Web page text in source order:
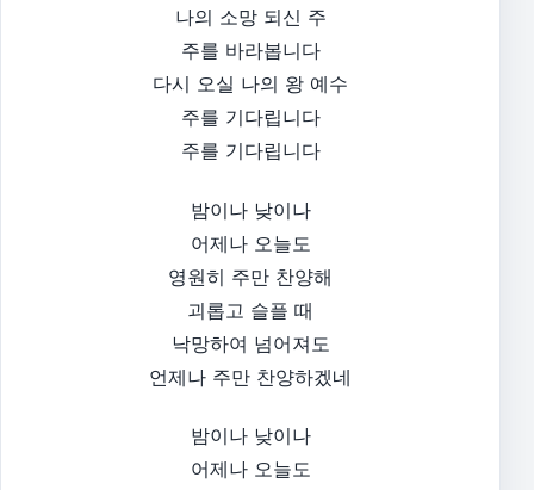
나의 소망 되신 주
주를 바라봅니다
다시 오실 나의 왕 예수
주를 기다립니다
주를 기다립니다
밤이나 낮이나
어제나 오늘도
영원히 주만 찬양해
괴롭고 슬플 때
낙망하여 넘어져도
언제나 주만 찬양하겠네
밤이나 낮이나
어제나 오늘도